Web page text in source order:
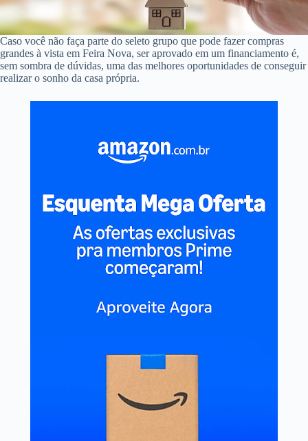
Caso você não faça parte do seleto grupo que pode fazer compras
grandes à vista em Feira Nova, ser aprovado em um financiamento é,
sem sombra de dúvidas, uma das melhores oportunidades de conseguir
realizar o sonho da casa própria.